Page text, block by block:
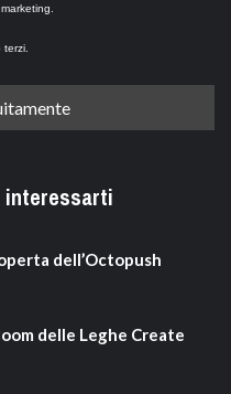
interessarti
dell’Octopush
delle Leghe Create